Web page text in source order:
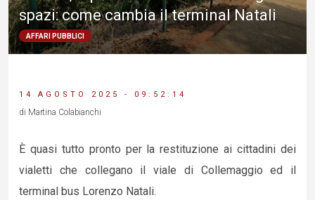
spazi: come cambia il terminal Natali
AFFARI PUBBLICI
14 AGOSTO 2025 - 09:52:14
di Martina Colabianchi
È quasi tutto pronto per la restituzione ai cittadini dei
vialetti che collegano il viale di Collemaggio ed il
terminal bus Lorenzo Natali.